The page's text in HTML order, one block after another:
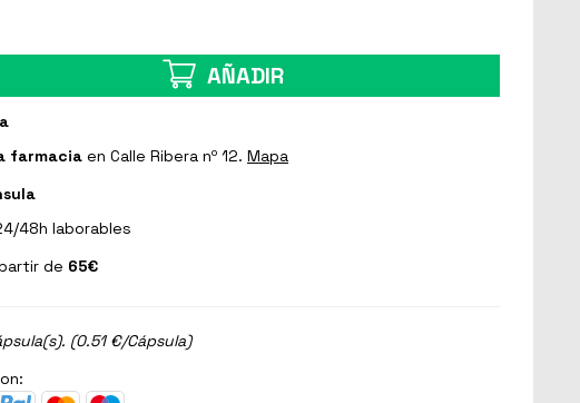
AÑADIR
farmacia en Calle Ribera nº 12. Mapa
48h laborables
de 65€
(0.51 €/Cápsula)